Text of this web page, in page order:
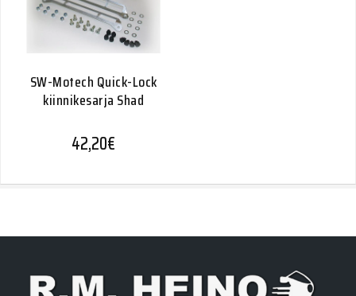
SW-Motech Quick-Lock
kiinnikesarja Shad
42,20€